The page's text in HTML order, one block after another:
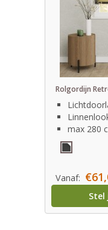
Rolgordijn
max 280
Vanaf:
Stel